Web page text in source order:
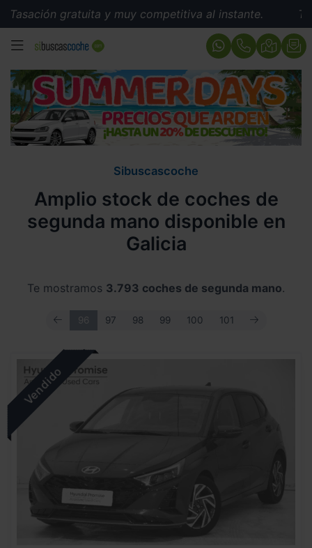
gratuita y muy competitiva al instante. Tasación
MENÚ
Sibuscascoche
Amplio stock de coches de
segunda mano disponible en
Galicia
Te mostramos 3.793 coches de segunda mano.
ANTERIOR
96 97 98 99 100 101 SIGUIENTE